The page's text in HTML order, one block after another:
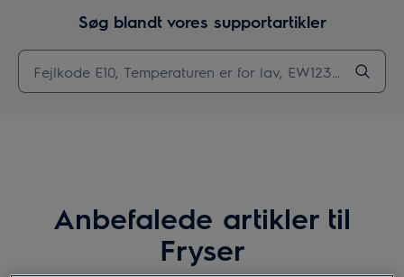
Søg blandt vores supportartikler
Anbefalede artikler til
Fryser